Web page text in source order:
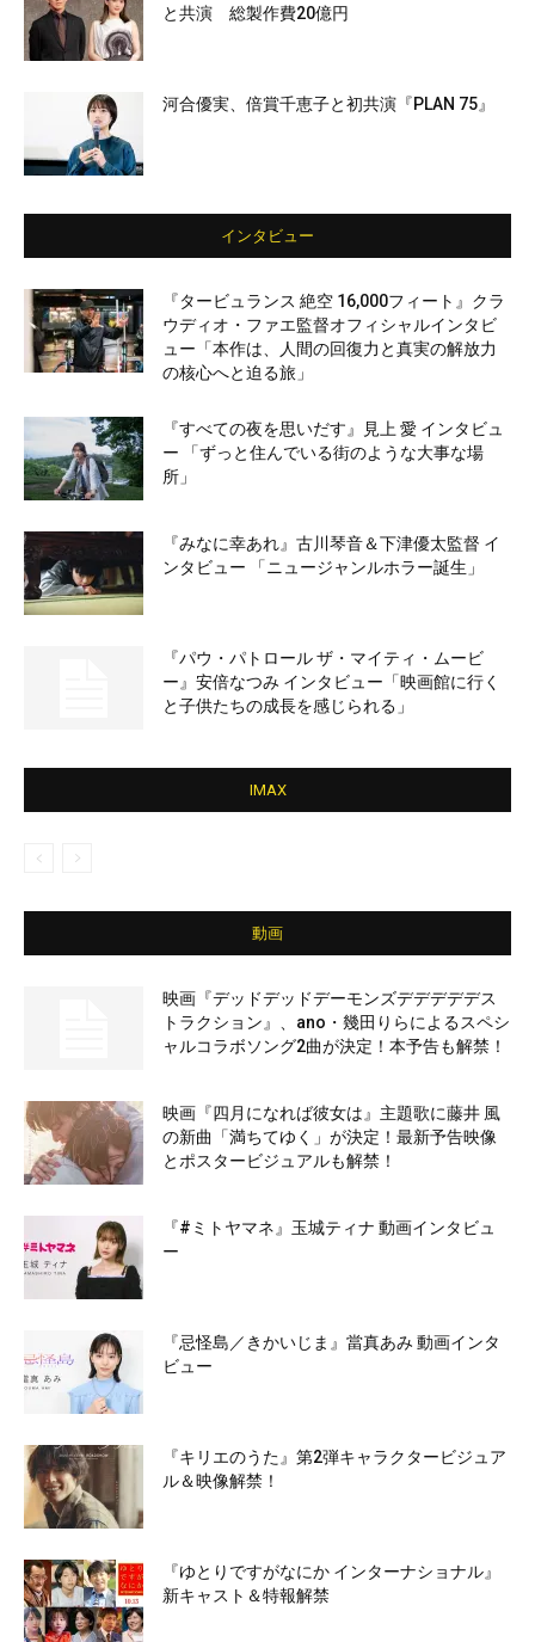
と共演 総製作費20億円
河合優実、倍賞千恵子と初共演『PLAN 75』
インタビュー
『タービュランス 絶空 16,000フィート』クラ
ウディオ・ファエ監督オフィシャルインタビ
ュー「本作は、人間の回復力と真実の解放力
の核心へと迫る旅」
『すべての夜を思いだす』見上 愛 インタビュ
ー 「ずっと住んでいる街のような大事な場
所」
『みなに幸あれ』古川琴音＆下津優太監督 イ
ンタビュー 「ニュージャンルホラー誕生」
『パウ・パトロール ザ・マイティ・ムービ
ー』安倍なつみ インタビュー「映画館に行く
と子供たちの成長を感じられる」
IMAX
動画
映画『デッドデッドデーモンズデデデデデス
トラクション』、ano・幾田りらによるスペシ
ャルコラボソング2曲が決定！本予告も解禁！
映画『四月になれば彼女は』主題歌に藤井 風
の新曲「満ちてゆく」が決定！最新予告映像
とポスタービジュアルも解禁！
『#ミトヤマネ』玉城ティナ 動画インタビュ
ー
『忌怪島／きかいじま』當真あみ 動画インタ
ビュー
『キリエのうた』第2弾キャラクタービジュア
ル＆映像解禁！
『ゆとりですがなにか インターナショナル』
新キャスト＆特報解禁